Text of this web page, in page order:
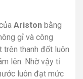
Ariston bằng
gỉ và công
trên thanh đốt luôn
lên. Nhờ vậy tỉ
luôn đạt mức